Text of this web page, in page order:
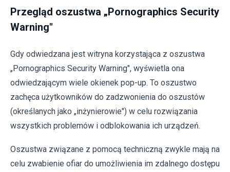
Przegląd oszustwa „Pornographics Security
Warning"
Gdy odwiedzana jest witryna korzystająca z oszustwa
„Pornographics Security Warning", wyświetla ona
odwiedzającym wiele okienek pop-up. To oszustwo
zachęca użytkowników do zadzwonienia do oszustów
(określanych jako „inżynierowie") w celu rozwiązania
wszystkich problemów i odblokowania ich urządzeń.
Oszustwa związane z pomocą techniczną zwykle mają na
celu zwabienie ofiar do umożliwienia im zdalnego dostępu